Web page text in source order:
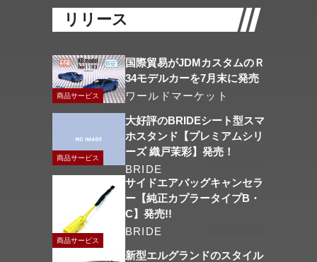
リリース
商品サービス
国際貿易がJDMカスタムのＲ
34モデルカーを7月末に発売
ワールドマーケット
商品サービス
大好評のBRIDEシート型スマ
ホスタンド【プレミアムシリ
ーズ 織戸茉彩】発売！
BRIDE
商品サービス
サイドエアバッグキャンセラ
ー【純正カプラータイプB・
C】発売!!
BRIDE
新型エルグランドのスタイル